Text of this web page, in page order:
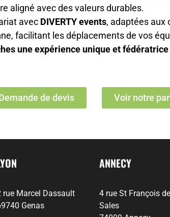
aligné avec des valeurs durables.
avec DIVERTY events, adaptées aux
facilitant les déplacements de vos
une expérience unique et fédératrice
de devis Voir notre
rue Marcel Dassault
Genas
ANNECY
4 rue St François de
Sales